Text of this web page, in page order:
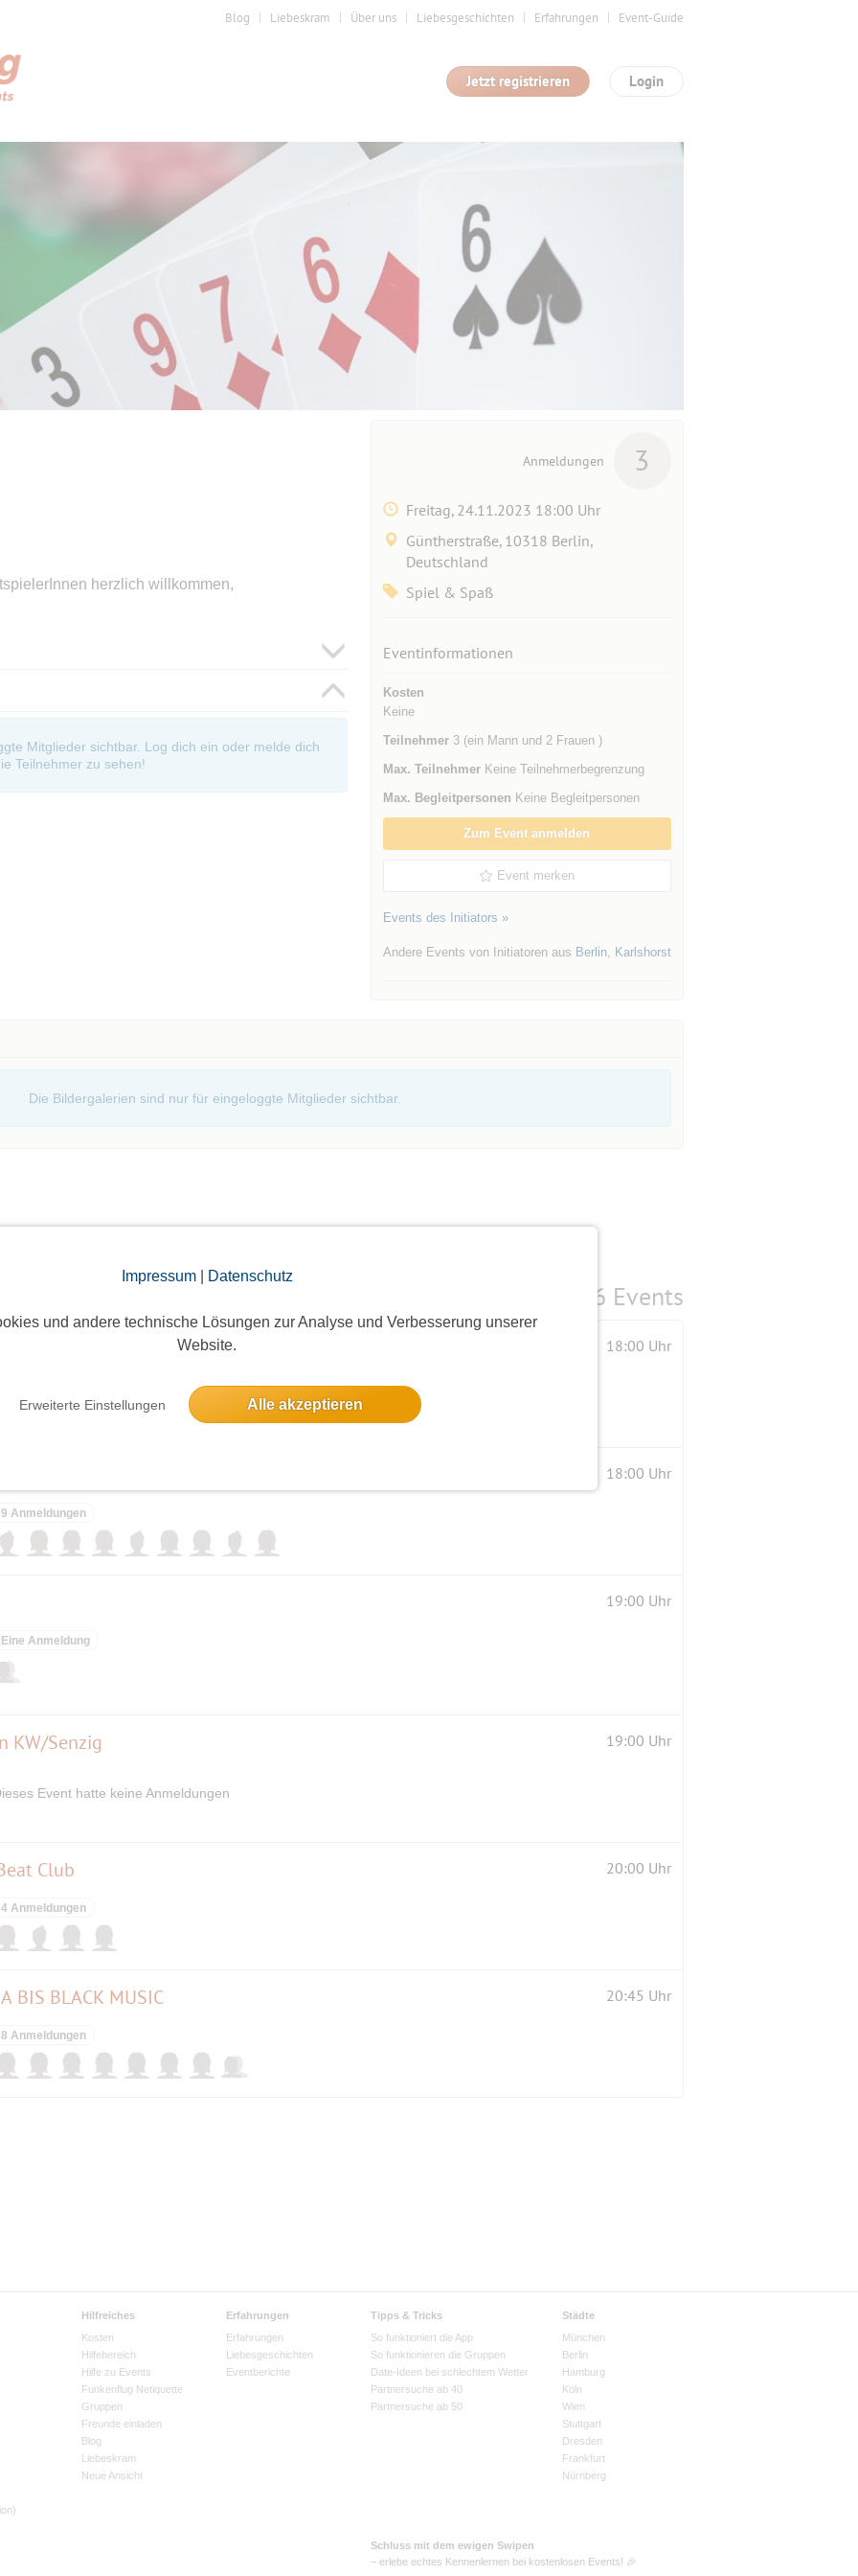
Impressum| Datenschutz
und andere technische Lösungen zur Analyse und Verbesserung unserer
Website.
Erweiterte Einstellungen Alle akzeptieren
Blog Liebeskram Über uns Liebesgeschichten Erfahrungen Event-Guide
Login
Jetzt registrieren
herzlich willkommen,
Mitglieder sichtbar. Log dich ein oder melde dich
Teilnehmer zu sehen!
Anmeldungen 3
Freitag, 24.11.2023 18:00 Uhr
Güntherstraße, 10318 Berlin,
Deutschland
Spiel & Spaß
Eventinformationen
Kosten
Keine
Teilnehmer3 (ein Mann und 2 Frauen )
Max. TeilnehmerKeine Teilnehmerbegrenzung
Max. Begleitpersonen Keine Begleitpersonen
Zum Event anmelden
Event merken
Events des Initiators »
Andere Events von Initiatoren aus Berlin, Karlshorst
Die Bildergalerien sind nur für eingeloggte Mitglieder sichtbar.
6 Events
18:00 Uhr
genießen 18:00 Uhr
9 Anmeldungen
19:00 Uhr
Eine Anmeldung
KW/Senzig 19:00 Uhr
Event hatte keine Anmeldungen
Club 20:00 Uhr
4 Anmeldungen
BIS BLACK MUSIC 20:45 Uhr
8 Anmeldungen
Hilfreiches
Kosten
Hilfebereich
Hilfe zu Events
Funkenflug Netiquette
Gruppen
Freunde einladen
Blog
Liebeskram
Neue Ansicht
Erfahrungen
Erfahrungen
Liebesgeschichten
Eventberichte
Tipps & Tricks
So funktioniert die App
So funktionieren die Gruppen
Date-Ideen bei schlechtem Wetter
Partnersuche ab 40
Partnersuche ab 50
Städte
München
Berlin
Hamburg
Köln
Wien
Stuttgart
Dresden
Frankfurt
Nürnberg
Schluss mit dem ewigen Swipen
– erlebe echtes Kennenlernen bei kostenlosen Events! 🎉